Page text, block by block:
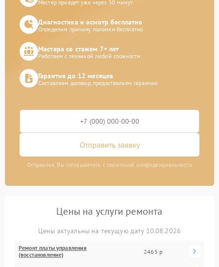
Мастер приедет уже через 30 минут
Диагностика и осмотр бесплатно
Определим причину поломки бесплатно
Мастера со стажем 7+ лет
Работаем с техникой любой сложности
Гарантия до 12 месяцев
Составляем договор, предоставляем гарантию
Отправить заявку
Отправляя, Вы соглашаетесь с политикой конфиденциальности
Цены на услуги ремонта
Цены актуальны на текущую дату 10.08.2026
Ремонт платы управления
(восстановление)
2465 р